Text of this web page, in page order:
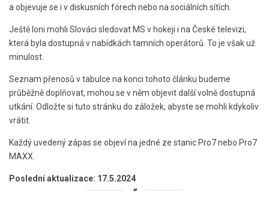
a objevuje se i v diskusních fórech nebo na sociálních sítích.
Ještě loni mohli Slováci sledovat MS v hokeji i na České televizi,
která byla dostupná v nabídkách tamních operátorů. To je však už
minulost.
Seznam přenosů v tabulce na konci tohoto článku budeme
průběžně doplňovat, mohou se v něm objevit další volně dostupná
utkání. Odložte si tuto stránku do záložek, abyste se mohli kdykoliv
vrátit.
Každý uvedený zápas se objeví na jedné ze stanic Pro7 nebo Pro7
MAXX.
Poslední aktualizace: 17.5.2024